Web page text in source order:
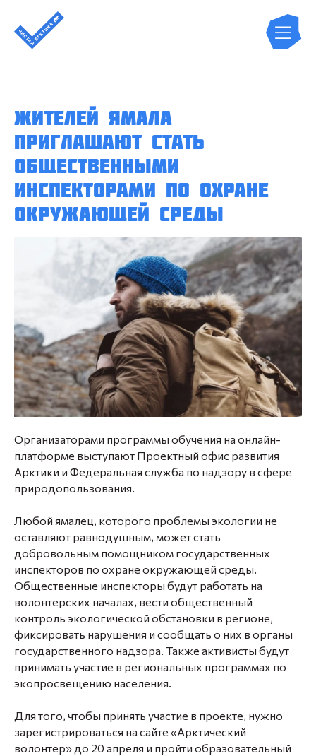
Жителей Ямала
приглашают стать
общественными
инспекторами по охране
окружающей среды
Организаторами программы обучения на онлайн-
платформе выступают Проектный офис развития
Арктики и Федеральная служба по надзору в сфере
природопользования.
Любой ямалец, которого проблемы экологии не
оставляют равнодушным, может стать
добровольным помощником государственных
инспекторов по охране окружающей среды.
Общественные инспекторы будут работать на
волонтерских началах, вести общественный
контроль экологической обстановки в регионе,
фиксировать нарушения и сообщать о них в органы
государственного надзора. Также активисты будут
принимать участие в региональных программах по
экопросвещению населения.
Для того, чтобы принять участие в проекте, нужно
зарегистрироваться на сайте «Арктический
волонтер» до 20 апреля и пройти образовательный